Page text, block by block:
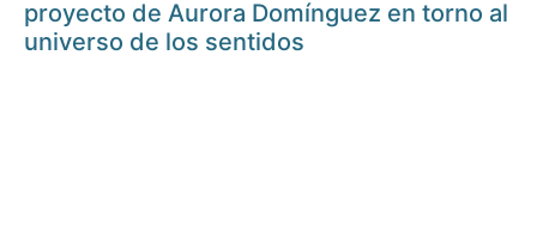
proyecto de Aurora Domínguez en torno al
universo de los sentidos